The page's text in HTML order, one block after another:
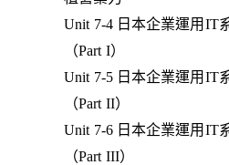
Unit 7-4 日本企業運用IT
（Part I）
Unit 7-5 日本企業運用IT
（Part II）
Unit 7-6 日本企業運用IT
（Part III）